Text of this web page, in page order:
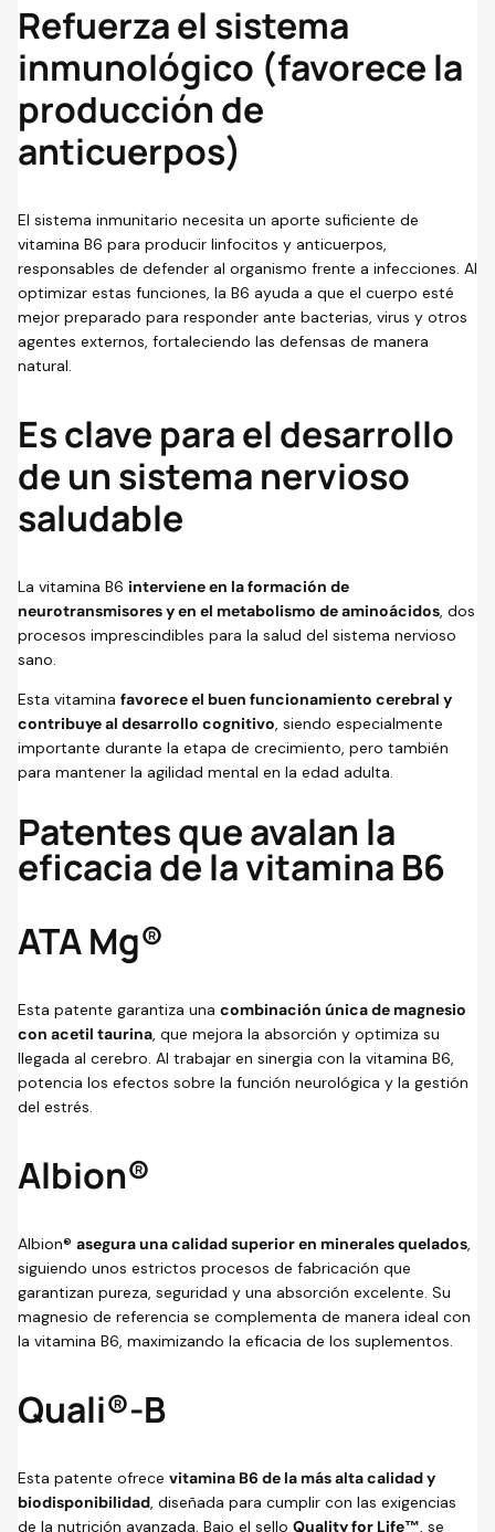
Refuerza el sistema
inmunológico (favorece la
producción de
anticuerpos)
El sistema inmunitario necesita un aporte suficiente de
vitamina B6 para producir linfocitos y anticuerpos,
responsables de defender al organismo frente a infecciones. Al
optimizar estas funciones, la B6 ayuda a que el cuerpo esté
mejor preparado para responder ante bacterias, virus y otros
agentes externos, fortaleciendo las defensas de manera
natural.
Es clave para el desarrollo
de un sistema nervioso
saludable
La vitamina B6 interviene en la formación de
neurotransmisores y en el metabolismo de aminoácidos, dos
procesos imprescindibles para la salud del sistema nervioso
sano.
Esta vitamina favorece el buen funcionamiento cerebral y
contribuye al desarrollo cognitivo, siendo especialmente
importante durante la etapa de crecimiento, pero también
para mantener la agilidad mental en la edad adulta.
Patentes que avalan la
eficacia de la vitamina B6
ATA Mg®
Esta patente garantiza una combinación única de magnesio
con acetil taurina, que mejora la absorción y optimiza su
llegada al cerebro. Al trabajar en sinergia con la vitamina B6,
potencia los efectos sobre la función neurológica y la gestión
del estrés.
Albion®
Albion® asegura una calidad superior en minerales quelados,
siguiendo unos estrictos procesos de fabricación que
garantizan pureza, seguridad y una absorción excelente. Su
magnesio de referencia se complementa de manera ideal con
la vitamina B6, maximizando la eficacia de los suplementos.
Quali®-B
Esta patente ofrece vitamina B6 de la más alta calidad y
biodisponibilidad, diseñada para cumplir con las exigencias
de la nutrición avanzada. Bajo el sello Quality for Life™, se